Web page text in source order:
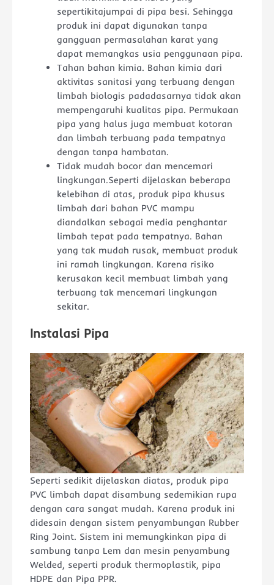
sepertikitajumpai di pipa besi. Sehingga
produk ini dapat digunakan tanpa
gangguan permasalahan karat yang
dapat memangkas usia penggunaan pipa.
Tahan bahan kimia. Bahan kimia dari
aktivitas sanitasi yang terbuang dengan
limbah biologis padadasarnya tidak akan
mempengaruhi kualitas pipa. Permukaan
pipa yang halus juga membuat kotoran
dan limbah terbuang pada tempatnya
dengan tanpa hambatan.
Tidak mudah bocor dan mencemari
lingkungan.Seperti dijelaskan beberapa
kelebihan di atas, produk pipa khusus
limbah dari bahan PVC mampu
diandalkan sebagai media penghantar
limbah tepat pada tempatnya. Bahan
yang tak mudah rusak, membuat produk
ini ramah lingkungan. Karena risiko
kerusakan kecil membuat limbah yang
terbuang tak mencemari lingkungan
sekitar.
Instalasi Pipa
Seperti sedikit dijelaskan diatas, produk pipa
PVC limbah dapat disambung sedemikian rupa
dengan cara sangat mudah. Karena produk ini
didesain dengan sistem penyambungan Rubber
Ring Joint. Sistem ini memungkinkan pipa di
sambung tanpa Lem dan mesin penyambung
Welded, seperti produk thermoplastik, pipa
HDPE dan Pipa PPR.